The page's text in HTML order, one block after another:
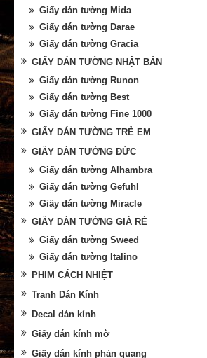
Giấy dán tường Mida
Giấy dán tường Darae
Giấy dán tường Gracia
GIẤY DÁN TƯỜNG NHẬT BẢN
Giấy dán tường Runon
Giấy dán tường Best
Giấy dán tường Fine 1000
GIẤY DÁN TƯỜNG TRẺ EM
GIẤY DÁN TƯỜNG ĐỨC
Giấy dán tường Alhambra
Giấy dán tường Gefuhl
Giấy dán tường Miracle
GIẤY DÁN TƯỜNG GIÁ RẺ
Giấy dán tường Sweed
Giấy dán tường Italino
PHIM CÁCH NHIỆT
Tranh Dán Kính
Decal dán kính
Giấy dán kính mờ
Giấy dán kính phản quang